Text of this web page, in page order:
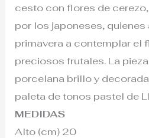
cesto con flores de
por los japoneses,
primavera a contemplar el
preciosos frutales. La
porcelana brillo y
paleta de tonos pastel de
MEDIDAS
Alto (cm) 20